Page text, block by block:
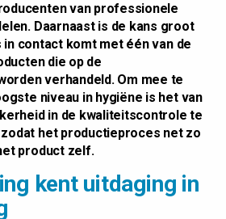
van professionele
Daarnaast is de kans groot
in contact komt met één van de
die op de
verhandeld. Om mee te
niveau in hygiëne is het van
in de kwaliteitscontrole te
het productieproces net zo
product zelf.
kent uitdaging in